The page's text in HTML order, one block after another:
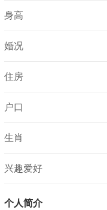
身高
婚况
住房
户口
生肖
兴趣爱好
个人简介